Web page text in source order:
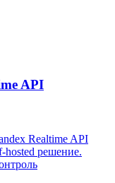
API
Realtime API
hosted решение.